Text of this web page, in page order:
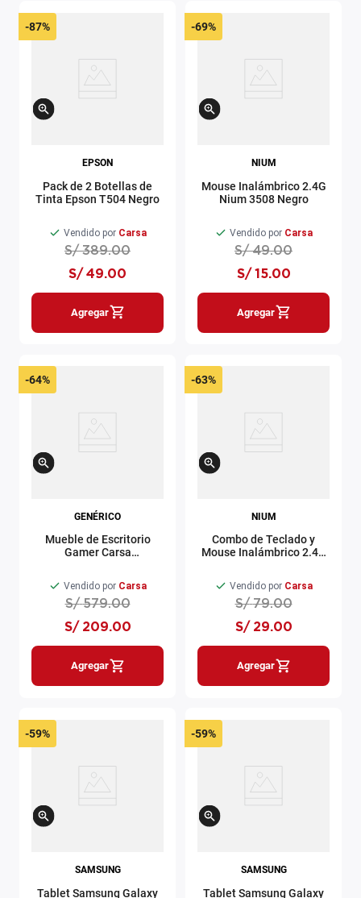
-87%
EPSON
Pack de 2 Botellas de
Tinta Epson T504 Negro
Vendido por Carsa
S/ 389.00
S/ 49.00
Agregar
-69%
NIUM
Mouse Inalámbrico 2.4G
Nium 3508 Negro
Vendido por Carsa
S/ 49.00
S/ 15.00
Agregar
-64%
GENÉRICO
Mueble de Escritorio
Gamer Carsa
Vendido por Carsa
S/ 579.00
S/ 209.00
Agregar
-63%
NIUM
Combo de Teclado y
Mouse Inalámbrico 2.4G
Vendido por Carsa
S/ 79.00
S/ 29.00
Agregar
-59%
SAMSUNG
Tablet Samsung Galaxy
-59%
SAMSUNG
Tablet Samsung Galaxy